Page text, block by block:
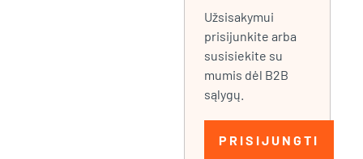
Užsisakymui
prisijunkite arba
susisiekite su
mumis dėl B2B
sąlygų.
PRISIJUNGTI